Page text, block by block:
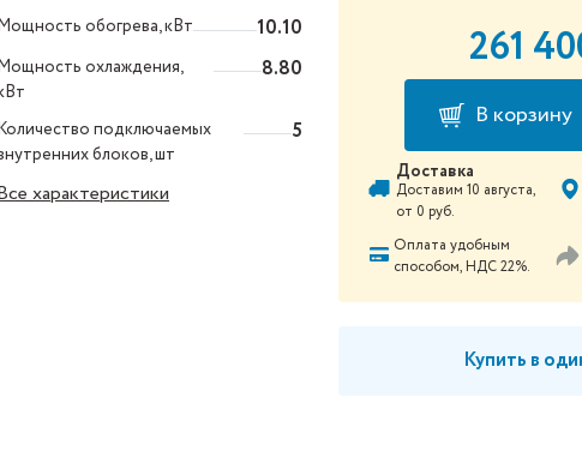
обогрева, кВт 10.10
охлаждения,
8.80
подключаемых
блоков, шт
5
характеристики
261
В корзину
Доставка
Доставим 10 августа,
от 0 руб.
Оплата удобным
способом, НДС 22%.
Купить в